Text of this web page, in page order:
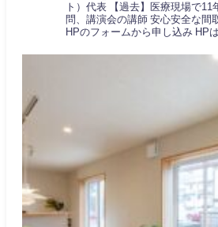
ト）代表 【過去】医療現場で11
問、講演会の講師 安心安全な間
HPのフォームから申し込み HP